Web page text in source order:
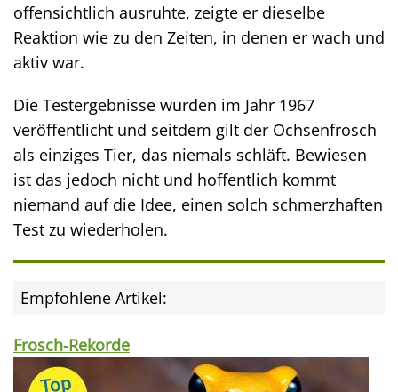
offensichtlich ausruhte, zeigte er dieselbe
Reaktion wie zu den Zeiten, in denen er wach und
aktiv war.
Die Testergebnisse wurden im Jahr 1967
veröffentlicht und seitdem gilt der Ochsenfrosch
als einziges Tier, das niemals schläft. Bewiesen
ist das jedoch nicht und hoffentlich kommt
niemand auf die Idee, einen solch schmerzhaften
Test zu wiederholen.
Empfohlene Artikel:
Frosch-Rekorde